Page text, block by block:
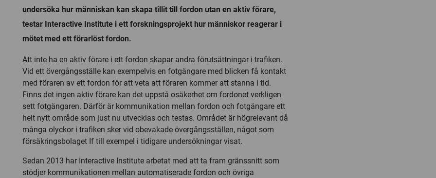
undersöka hur människan kan skapa tillit till fordon utan en aktiv förare,
testar Interactive Institute i ett forskningsprojekt hur människor reagerar i
mötet med ett förarlöst fordon.
Att inte ha en aktiv förare i ett fordon skapar andra förutsättningar i trafiken.
Vid ett övergångsställe kan exempelvis en fotgängare med blicken få kontakt
med föraren av ett fordon för att veta att föraren kommer att stanna i tid.
Finns det ingen aktiv förare kan det uppstå osäkerhet om fordonet verkligen
sett fotgängaren. Därför är kommunikation mellan fordon och fotgängare ett
helt nytt område som just nu utvecklas och testas. Området är högrelevant då
många olyckor i trafiken sker vid obevakade övergångsställen, något som
försäkringsbolaget If till exempel i tidigare undersökningar visat.
Sedan 2013 har Interactive Institute arbetat med att ta fram gränssnitt som
stödjer kommunikationen mellan automatiserade fordon och övriga